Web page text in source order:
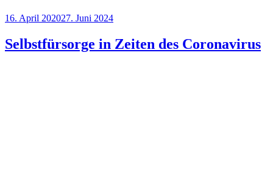
Veröffentlicht
16. April 202027. Juni 2024
Selbstfürsorge in Zeiten des Coronavirus